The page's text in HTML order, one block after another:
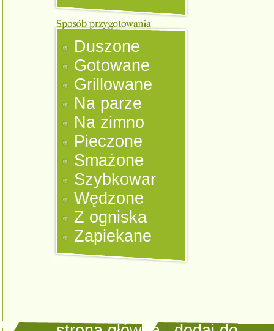
Duszone
Gotowane
Grillowane
Na parze
Na zimno
Pieczone
Smażone
Szybkowar
Wędzone
Z ogniska
Zapiekane